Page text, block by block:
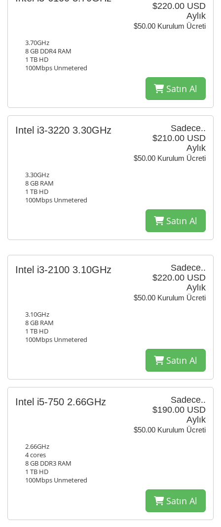
$220.00 USD
Aylık
$50.00 Kurulum Ücreti
3.70GHz
8 GB DDR4 RAM
1 TB HD
100Mbps Unmetered
Satın Al
Sadece..
$210.00 USD
Aylık
$50.00 Kurulum Ücreti
Intel i3-3220 3.30GHz
3.30GHz
8 GB RAM
1 TB HD
100Mbps Unmetered
Satın Al
Sadece..
$220.00 USD
Aylık
$50.00 Kurulum Ücreti
Intel i3-2100 3.10GHz
3.10GHz
8 GB RAM
1 TB HD
100Mbps Unmetered
Satın Al
Sadece..
$190.00 USD
Aylık
$50.00 Kurulum Ücreti
Intel i5-750 2.66GHz
2.66GHz
4 cores
8 GB DDR3 RAM
1 TB HD
100Mbps Unmetered
Satın Al